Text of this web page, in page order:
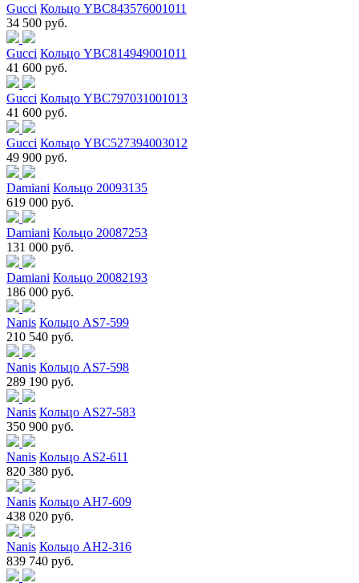
Gucci Кольцо YBC843576001011
34 500 руб.
Gucci Кольцо YBC814949001011
41 600 руб.
Gucci Кольцо YBC797031001013
41 600 руб.
Gucci Кольцо YBC527394003012
49 900 руб.
Damiani Кольцо 20093135
619 000 руб.
Damiani Кольцо 20087253
131 000 руб.
Damiani Кольцо 20082193
186 000 руб.
Nanis Кольцо AS7-599
210 540 руб.
Nanis Кольцо AS7-598
289 190 руб.
Nanis Кольцо AS27-583
350 900 руб.
Nanis Кольцо AS2-611
820 380 руб.
Nanis Кольцо AH7-609
438 020 руб.
Nanis Кольцо AH2-316
839 740 руб.